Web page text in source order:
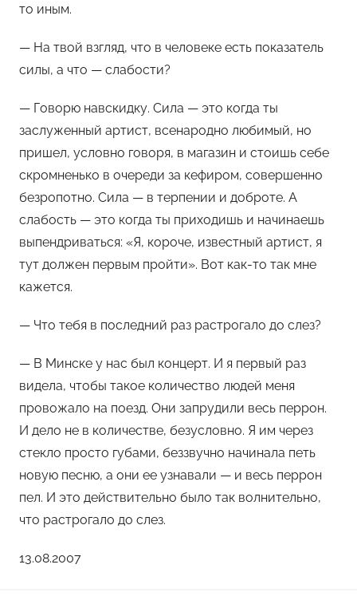
то иным.
— На твой взгляд, что в человеке есть показатель
силы, а что — слабости?
— Говорю навскидку. Сила — это когда ты
заслуженный артист, всенародно любимый, но
пришел, условно говоря, в магазин и стоишь себе
скромненько в очереди за кефиром, совершенно
безропотно. Сила — в терпении и доброте. А
слабость — это когда ты приходишь и начинаешь
выпендриваться: «Я, короче, известный артист, я
тут должен первым пройти». Вот как-то так мне
кажется.
— Что тебя в последний раз растрогало до слез?
— В Минске у нас был концерт. И я первый раз
видела, чтобы такое количество людей меня
провожало на поезд. Они запрудили весь перрон.
И дело не в количестве, безусловно. Я им через
стекло просто губами, беззвучно начинала петь
новую песню, а они ее узнавали — и весь перрон
пел. И это действительно было так волнительно,
что растрогало до слез.
13.08.2007